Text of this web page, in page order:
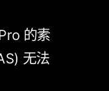
的素
无法